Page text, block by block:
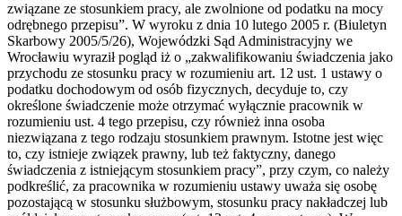
związane ze stosunkiem pracy, ale zwolnione od podatku na mocy
odrębnego przepisu”. W wyroku z dnia 10 lutego 2005 r. (Biuletyn
Skarbowy 2005/5/26), Wojewódzki Sąd Administracyjny we
Wrocławiu wyraził pogląd iż o „zakwalifikowaniu świadczenia jako
przychodu ze stosunku pracy w rozumieniu art. 12 ust. 1 ustawy o
podatku dochodowym od osób fizycznych, decyduje to, czy
określone świadczenie może otrzymać wyłącznie pracownik w
rozumieniu ust. 4 tego przepisu, czy również inna osoba
niezwiązana z tego rodzaju stosunkiem prawnym. Istotne jest więc
to, czy istnieje związek prawny, lub też faktyczny, danego
świadczenia z istniejącym stosunkiem pracy”, przy czym, co należy
podkreślić, za pracownika w rozumieniu ustawy uważa się osobę
pozostającą w stosunku służbowym, stosunku pracy nakładczej lub